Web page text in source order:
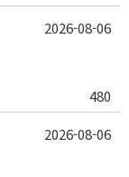
480
2026-08-06
2026-08-06